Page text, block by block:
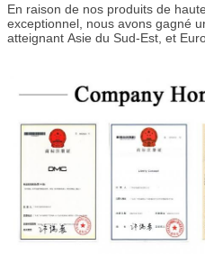
atteignant Asie du Sud-Est, et
n'importe lequel de nos produits
commande à façon, vous sentez
En raison de nos produits de
exceptionnel, nous avons gagné
atteignant Asie du Sud-Est, et